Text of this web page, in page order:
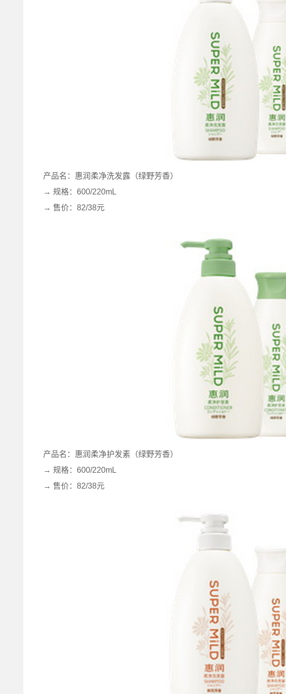
产品名：惠润柔净洗发露（绿野芳香）
→ 规格：600/220mL
→ 售价：82/38元
产品名：惠润柔净护发素（绿野芳香）
→ 规格：600/220mL
→ 售价：82/38元